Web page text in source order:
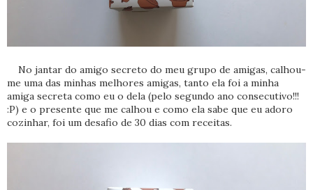
No jantar do amigo secreto do meu grupo de amigas, calhou-
me uma das minhas melhores amigas, tanto ela foi a minha
amiga secreta como eu o dela (pelo segundo ano consecutivo!!!
:P) e o presente que me calhou e como ela sabe que eu adoro
cozinhar, foi um desafio de 30 dias com receitas.